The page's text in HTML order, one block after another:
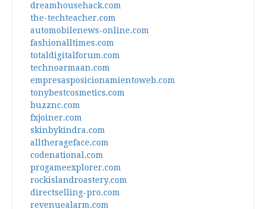
dreamhousehack.com
the-techteacher.com
automobilenews-online.com
fashionalltimes.com
totaldigitalforum.com
technoarmaan.com
empresasposicionamientoweb.com
tonybestcosmetics.com
buzznc.com
fxjoiner.com
skinbykindra.com
alltherageface.com
codenational.com
progameexplorer.com
rockislandroastery.com
directselling-pro.com
revenuealarm.com